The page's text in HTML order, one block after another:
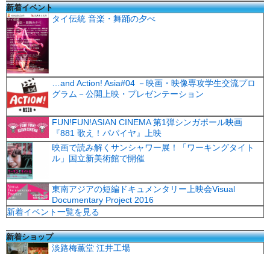
新着イベント
タイ伝統 音楽・舞踊の夕べ
…and Action! Asia#04 －映画・映像専攻学生交流プロ
グラム－公開上映・プレゼンテーション
FUN!FUN!ASIAN CINEMA 第1弾シンガポール映画
『881 歌え！パパイヤ』上映
映画で読み解くサンシャワー展！「ワーキングタイト
ル」国立新美術館で開催
東南アジアの短編ドキュメンタリー上映会Visual
Documentary Project 2016
新着イベント一覧を見る
新着ショップ
淡路梅薫堂 江井工場